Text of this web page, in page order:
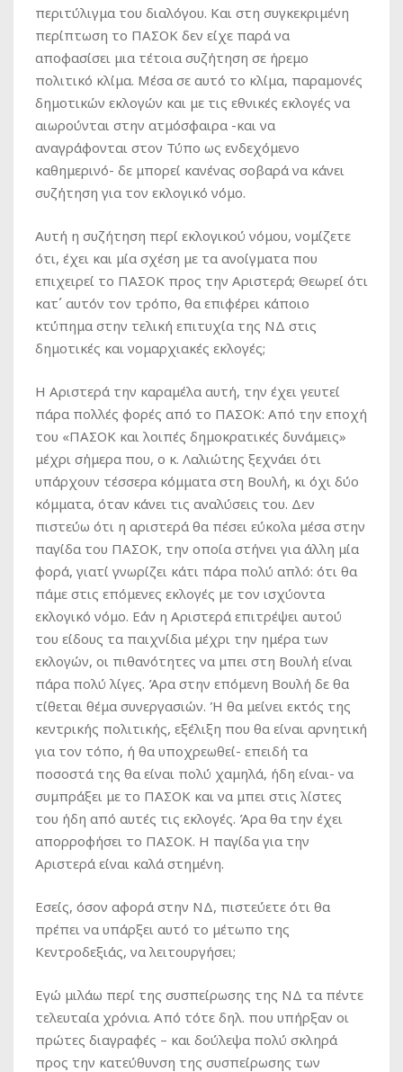
περιτύλιγμα του διαλόγου. Και στη συγκεκριμένη
περίπτωση το ΠΑΣΟΚ δεν είχε παρά να
αποφασίσει μια τέτοια συζήτηση σε ήρεμο
πολιτικό κλίμα. Μέσα σε αυτό το κλίμα, παραμονές
δημοτικών εκλογών και με τις εθνικές εκλογές να
αιωρούνται στην ατμόσφαιρα -και να
αναγράφονται στον Τύπο ως ενδεχόμενο
καθημερινό- δε μπορεί κανένας σοβαρά να κάνει
συζήτηση για τον εκλογικό νόμο.
Αυτή η συζήτηση περί εκλογικού νόμου, νομίζετε
ότι, έχει και μία σχέση με τα ανοίγματα που
επιχειρεί το ΠΑΣΟΚ προς την Αριστερά; Θεωρεί ότι
κατ΄ αυτόν τον τρόπο, θα επιφέρει κάποιο
κτύπημα στην τελική επιτυχία της ΝΔ στις
δημοτικές και νομαρχιακές εκλογές;
Η Αριστερά την καραμέλα αυτή, την έχει γευτεί
πάρα πολλές φορές από το ΠΑΣΟΚ: Από την εποχή
του «ΠΑΣΟΚ και λοιπές δημοκρατικές δυνάμεις»
μέχρι σήμερα που, ο κ. Λαλιώτης ξεχνάει ότι
υπάρχουν τέσσερα κόμματα στη Βουλή, κι όχι δύο
κόμματα, όταν κάνει τις αναλύσεις του. Δεν
πιστεύω ότι η αριστερά θα πέσει εύκολα μέσα στην
παγίδα του ΠΑΣΟΚ, την οποία στήνει για άλλη μία
φορά, γιατί γνωρίζει κάτι πάρα πολύ απλό: ότι θα
πάμε στις επόμενες εκλογές με τον ισχύοντα
εκλογικό νόμο. Εάν η Αριστερά επιτρέψει αυτού
του είδους τα παιχνίδια μέχρι την ημέρα των
εκλογών, οι πιθανότητες να μπει στη Βουλή είναι
πάρα πολύ λίγες. Άρα στην επόμενη Βουλή δε θα
τίθεται θέμα συνεργασιών. Ή θα μείνει εκτός της
κεντρικής πολιτικής, εξέλιξη που θα είναι αρνητική
για τον τόπο, ή θα υποχρεωθεί- επειδή τα
ποσοστά της θα είναι πολύ χαμηλά, ήδη είναι- να
συμπράξει με το ΠΑΣΟΚ και να μπει στις λίστες
του ήδη από αυτές τις εκλογές. Άρα θα την έχει
απορροφήσει το ΠΑΣΟΚ. Η παγίδα για την
Αριστερά είναι καλά στημένη.
Εσείς, όσον αφορά στην ΝΔ, πιστεύετε ότι θα
πρέπει να υπάρξει αυτό το μέτωπο της
Κεντροδεξιάς, να λειτουργήσει;
Εγώ μιλάω περί της συσπείρωσης της ΝΔ τα πέντε
τελευταία χρόνια. Από τότε δηλ. που υπήρξαν οι
πρώτες διαγραφές – και δούλεψα πολύ σκληρά
προς την κατεύθυνση της συσπείρωσης των